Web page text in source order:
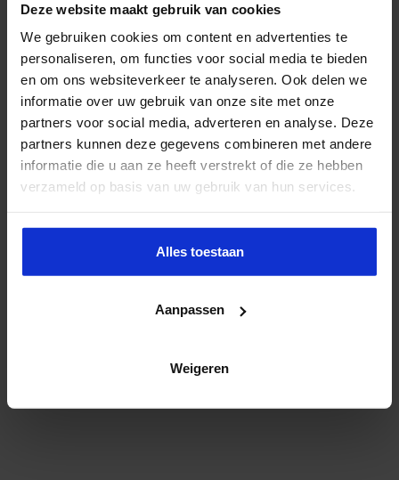
Deze website maakt gebruik van cookies
We gebruiken cookies om content en advertenties te
personaliseren, om functies voor social media te bieden
en om ons websiteverkeer te analyseren. Ook delen we
informatie over uw gebruik van onze site met onze
partners voor social media, adverteren en analyse. Deze
partners kunnen deze gegevens combineren met andere
informatie die u aan ze heeft verstrekt of die ze hebben
verzameld op basis van uw gebruik van hun services.
Alles toestaan
Aanpassen
Weigeren